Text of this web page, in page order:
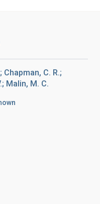
Chapman, C. R.;
Malin, M. C.